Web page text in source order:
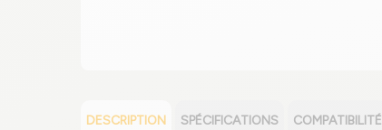
DESCRIPTION SPÉCIFICATIONS COMPATIBILITÉ